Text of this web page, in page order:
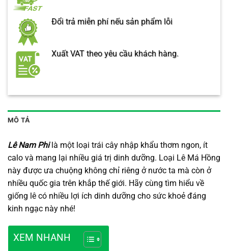
Đổi trả miễn phí nếu sản phẩm lỗi
Xuất VAT theo yêu cầu khách hàng.
MÔ TẢ
Lê Nam Philà một loại trái cây nhập khẩu thơm ngon, ít
calo và mang lại nhiều giá trị dinh dưỡng. Loại Lê Má Hồng
này được ưa chuộng không chỉ riêng ở nước ta mà còn ở
nhiều quốc gia trên khắp thế giới. Hãy cùng tìm hiểu về
giống lê có nhiều lợi ích dinh dưỡng cho sức khoẻ đáng
kinh ngạc này nhé!
XEM NHANH